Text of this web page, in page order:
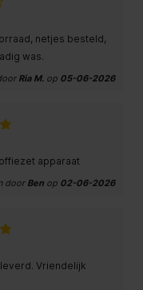
netjes besteld,
was.
Ria M. op 05-06-2026
apparaat
door Ben op 02-06-2026
Vriendelijk